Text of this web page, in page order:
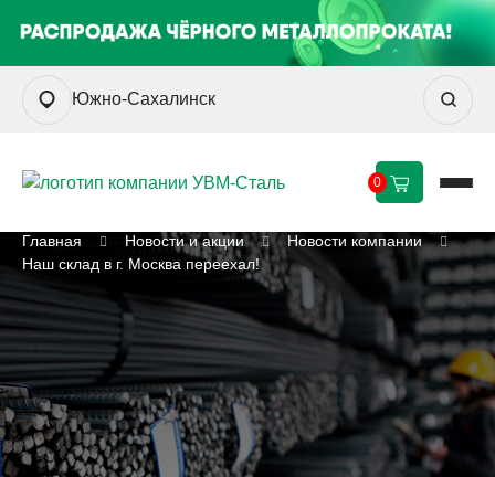
Южно-Сахалинск
0
Главная Новости и акции
Новости компании
Наш склад в г. Москва переехал!